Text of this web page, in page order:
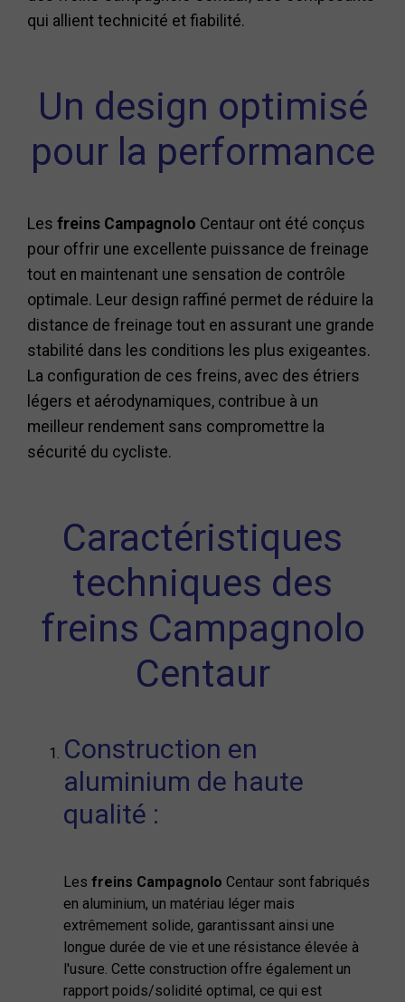
qui allient technicité et fiabilité.
Un design optimisé
pour la performance
Les freins Campagnolo Centaur ont été conçus
pour offrir une excellente puissance de freinage
tout en maintenant une sensation de contrôle
optimale. Leur design raffiné permet de réduire la
distance de freinage tout en assurant une grande
stabilité dans les conditions les plus exigeantes.
La configuration de ces freins, avec des étriers
légers et aérodynamiques, contribue à un
meilleur rendement sans compromettre la
sécurité du cycliste.
Caractéristiques
techniques des
freins Campagnolo
Centaur
Construction en
aluminium de haute
qualité :
Les freins Campagnolo Centaur sont fabriqués
en aluminium, un matériau léger mais
extrêmement solide, garantissant ainsi une
longue durée de vie et une résistance élevée à
l'usure. Cette construction offre également un
rapport poids/solidité optimal, ce qui est